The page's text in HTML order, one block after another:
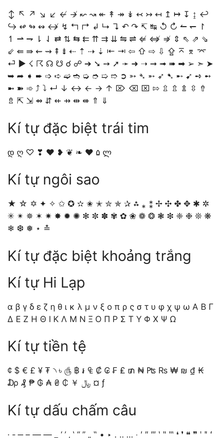
↕ ↖ ↗ ↘ ↙ ↚ ↛ ↜ ↝ ↞ ↟ ↠ ↡ ↢ ↣ ↤ ↥ ↦ ↧ ↨ ↩
↪ ↫ ↬ ↭ ↮ ↯ ↰ ↱ ↲ ↳ ↴ ↶ ↷ ↸ ↹ ↺ ↻ ↼ ↽ ↾
↿ ⇀ ⇁ ⇂ ⇃ ⇄ ⇅ ⇆ ⇇ ⇈ ⇉ ⇊ ⇋ ⇌ ⇍ ⇎ ⇏ ⇕ ⇖ ⇗ ⇘
⇙ ⇚ ⇛ ⇜ ⇝ ⇞ ⇟ ⇠ ⇡ ⇢ ⇣ ⇤ ⇥ ⇦ ⇧ ⇨ ⇩ ⇪ ⌅ ⌆ ⌤
⏎ ▶ ☇ ☈ ☊ ☋ ☌ ☍ ➔ ➘ ➙ ➚ ➛ ➜ ➝ ➞ ➟ ➠ ➡ ➢ ➣ ➤
➥ ➦ ➧ ➨ ➩ ➪ ➫ ➬ ➭ ➮ ➯ ➱ ➲ ➳ ➴ ➵ ➶ ➷ ➸ ➹ ➺ ➻
➼ ➽ ➾ ⤴ ⤵ ↵ ↓ ↔ ← → ↑ ⌦ ⌫ ⌧ ⇰ ⇫ ⇬ ⇭ ⇳ ⇮
⇯ ⇱ ⇲ ⇴ ⇵ ⇷ ⇸ ⇹ ⇺ ⇑ ⇓
Kí tự đặc biệt trái tim
დ ღ ♡ ❣ ❤ ❥ ❦ ❧ ♥ ۵ ლ
Kí tự ngôi sao
★ ☆ ✡ ✦ ✧ ✩ ✪ ✫ ✬ ✭ ✮ ✯ ✰ ⁂ ⁎ ⁑ ✢ ✣ ✤ ✥ ✱ ✲
✳ ✴ ✵ ✶ ✷ ✸ ✹ ✺ ✻ ✼ ✽ ✾ ✿ ❀ ❁ ❂ ❃ ❇ ❈ ❉ ❊ ❋
❄ ❆ ❅ ⋆ ≛
Kí tự đặc biệt khoảng trắng
Kí tự Hi Lạp
α β γ δ ε ζ η θ ι κ λ μ ν ξ ο π ρ ς σ τ υ φ χ ψ ω Α Β Γ
Δ Ε Ζ Η Θ Ι Κ Λ Μ Ν Ξ Ο Π Ρ Σ Τ Υ Φ Χ Ψ Ω
Kí tự tiền tệ
¢ $ € £ ¥ ₮ ৲ ৳ ௹ ฿ ៛ ₠ ₡ ₢ ₣ ₤ ₥ ₦ ₧ ₨ ₩ ₪ ₫ ₭
₯ ₰ ₱ ₲ ₳ ₴ ₵ ￥ ﷼ ¤ ƒ
Kí tự dấu chấm câu
· ‑ ‒ – — ― ‗ ‘ ’ ‚ ‛ “ ” „ ‟ • ‣ ․ ‥ … ‧ ′ ″ ‴ ‵ ‶ ‷ ❛ ❜ ❝ ❞ ʹ ʺ ʻ